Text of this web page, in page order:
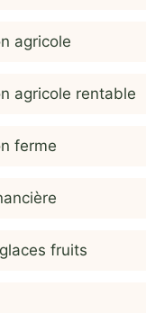
agricole
agricole rentable
ferme
fruits